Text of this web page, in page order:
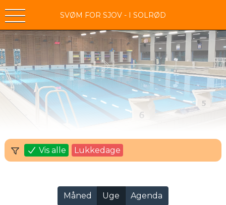
SVØM FOR SJOV - I SOLRØD
Vis alle Lukkedage
Måned Uge Agenda